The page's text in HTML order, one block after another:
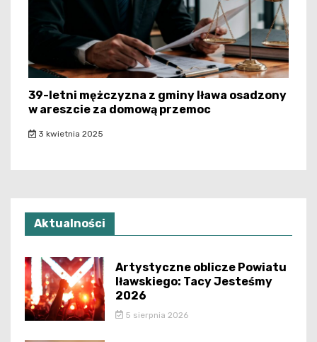
39-letni mężczyzna z gminy Iława osadzony
w areszcie za domową przemoc
3 kwietnia 2025
Aktualności
Artystyczne oblicze Powiatu
Iławskiego: Tacy Jesteśmy
2026
5 sierpnia 2026